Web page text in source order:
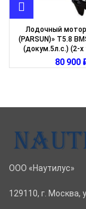
Лодочный
(PARSUN)» T5.8
(докум.5л.с.) (2-
ООО «Наутилус»
129110, г. Москва,